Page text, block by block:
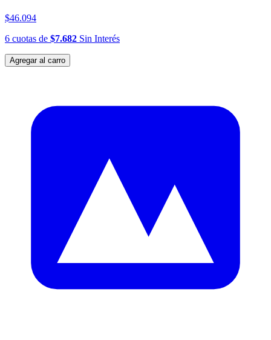
$46.094
6 cuotas de $7.682 Sin Interés
Agregar al carro